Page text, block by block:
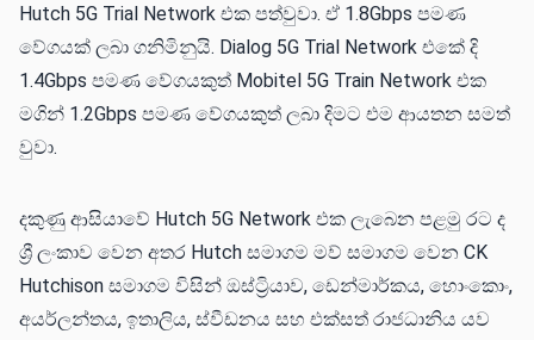
Hutch 5G Trial Network එක පත්වුවා. ඒ 1.8Gbps පමණ
වේගයක් ලබා ගනිමිනුයි. Dialog 5G Trial Network එකේ දි
1.4Gbps පමණ වේගයකුත් Mobitel 5G Train Network එක
මගින් 1.2Gbps පමණ වේගයකුත් ලබා දිමට එම ආයතන සමත්
වුවා.
දකුණු ආසියාවේ Hutch 5G Network එක ලැබෙන පළමු රට ද
ශ්‍රී ලංකාව වෙන අතර Hutch සමාගම මව් සමාගම වෙන CK
Hutchison සමාගම විසින් ඔස්ට්‍රියාව, ඩෙන්මාර්කය, හොංකොං,
අයර්ලන්තය, ඉතාලිය, ස්වීඩනය සහ එක්සත් රාජධානිය යව